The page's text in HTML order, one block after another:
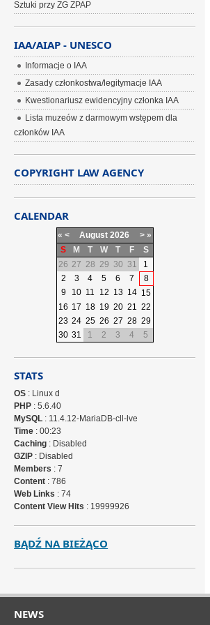
Sztuki przy ZG ZPAP
IAA/AIAP - UNESCO
Informacje o IAA
Zasady członkostwa/legitymacje IAA
Kwestionariusz ewidencyjny członka IAA
Lista muzeów z darmowym wstępem dla
członków IAA
COPYRIGHT LAW AGENCY
CALENDAR
« < August 2026 > »
S
M T W T F
S
26 27 28 29 30 31
1
2
3 4 5 6 7
8
9
10 11 12 13 14 15
16 17 18 19 20 21 22
23 24 25 26 27 28 29
30 31 1 2 3 4 5
STATS
OS : Linux d
PHP : 5.6.40
MySQL : 11.4.12-MariaDB-cll-lve
Time : 00:23
Caching : Disabled
GZIP : Disabled
Members : 7
Content : 786
Web Links : 74
Content View Hits : 19999926
BĄDŹ NA BIEŻĄCO
NEWS